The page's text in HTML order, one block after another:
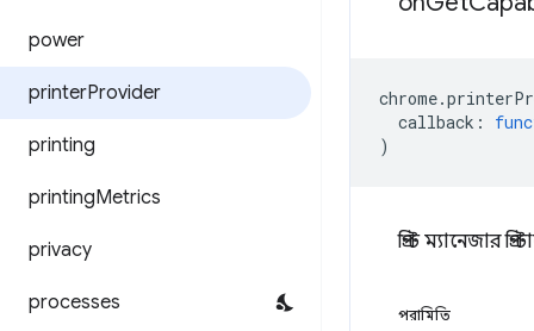
power
printerProvider
printing
printingMetrics
privacy
processes
chrome.
callback :
)
প্রিন্ট ম্যানেজার
পরামিতি